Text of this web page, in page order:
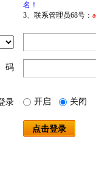
名！
3、联系管理员68号：
码
录 开启 关闭
点击登录